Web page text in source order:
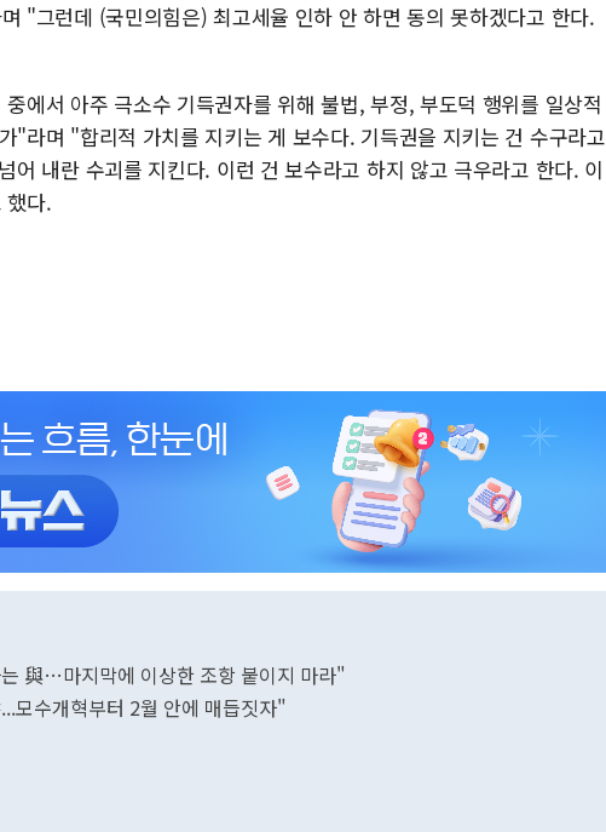
"그런데 (국민의힘은) 최고세율 인하 안 하면 동의 못하겠다고 한다.
에서 아주 극소수 기득권자를 위해 불법, 부정, 부도덕 행위를 일상적
"라며 "합리적 가치를 지키는 게 보수다. 기득권을 지키는 건 수구라고
어 내란 수괴를 지킨다. 이런 건 보수라고 하지 않고 극우라고 한다. 이
했다.
與…마지막에 이상한 조항 붙이지 마라"
모수개혁부터 2월 안에 매듭짓자"